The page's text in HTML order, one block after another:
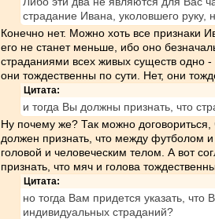
страдание Ивана, уколовшего руку,
Конечно нет. Можно хоть все признаки
его не станет меньше, ибо оно
страданиями всех живых существ одно -
они тождественны по сути. Нет, они
Цитата:
и тогда Вы должны признать, что
Ну почему же? Так можно
должен признать, что между футболом
головой и человеческим телом. А вот
признать, что мяч и голова
Цитата:
но тогда Вам придется указать,
индивидуальных страданий?